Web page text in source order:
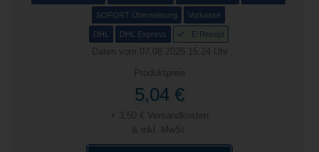
SOFORT Überweisung Vorkasse
DHL DHL Express E-Rezept
Daten vom 07.08.2026 15:24 Uhr
Produktpreis
5,04 €
+ 3,50 € Versandkosten
& inkl. MwSt.